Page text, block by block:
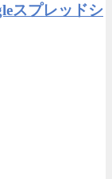
スプレッドシ